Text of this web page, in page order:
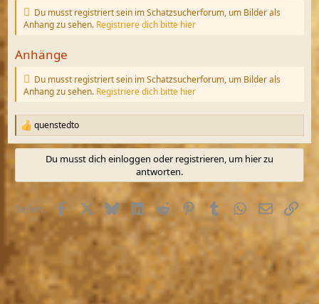
Du musst registriert sein im Schatzsucherforum, um Bilder als
Anhang zu sehen. Registriere dich bitte hier
Anhänge
Du musst registriert sein im Schatzsucherforum, um Bilder als
Anhang zu sehen. Registriere dich bitte hier
R
e
a
i
n
e
n
quenstedto
Du musst dich einloggen oder registrieren, um hier zu
antworten.
Teilen: FacebookX (Twitter)
BlueskyLinkedInReddit PinterestTumblrWhatsApp
E-MailLink